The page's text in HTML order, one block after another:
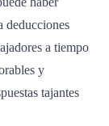
deducciones
a tiempo
y
tajantes